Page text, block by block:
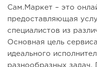
Сам.Маркет – это
предоставляющая
специалистов из
Основная цель
идеального
разнообразных задач.